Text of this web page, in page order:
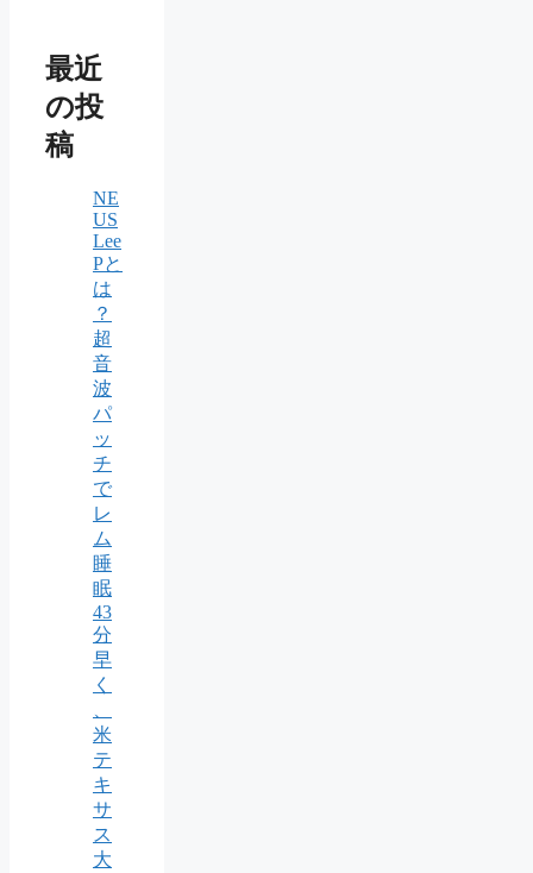
最近
の投
稿
NE
US
Lee
Pと
は
？
超
音
波
パ
ッ
チ
で
レ
ム
睡
眠
43
分
早
く
米
テ
キ
サ
ス
大